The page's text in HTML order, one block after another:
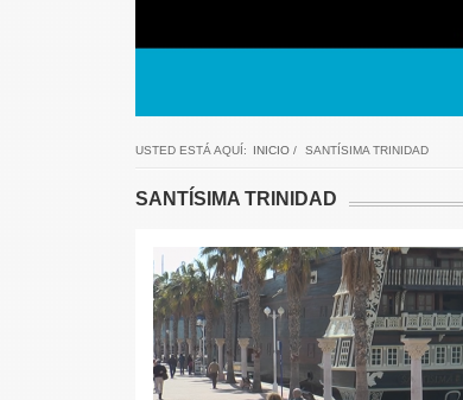
USTED ESTÁ AQUÍ: INICIO/ SANTÍSIMA TRINIDAD
SANTÍSIMA TRINIDAD